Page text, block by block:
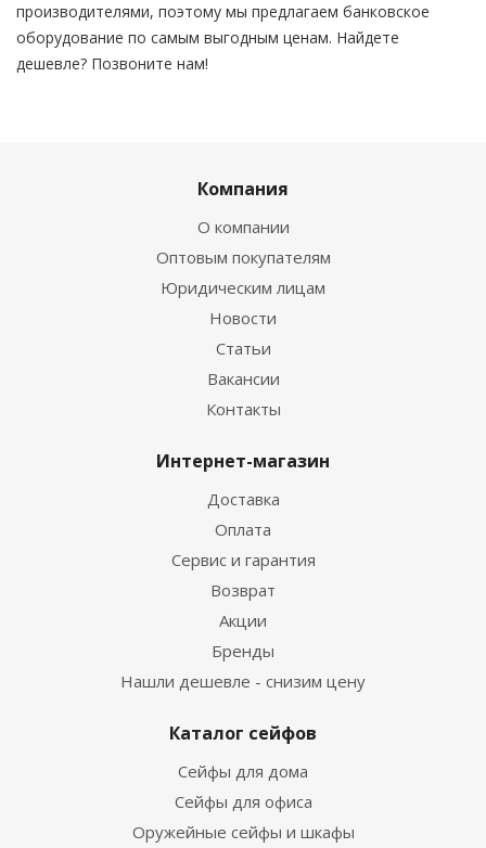
производителями, поэтому мы предлагаем банковское
оборудование по самым выгодным ценам. Найдете
дешевле? Позвоните нам!
Компания
О компании
Оптовым покупателям
Юридическим лицам
Новости
Статьи
Вакансии
Контакты
Интернет-магазин
Доставка
Оплата
Сервис и гарантия
Возврат
Акции
Бренды
Нашли дешевле - снизим цену
Каталог сейфов
Сейфы для дома
Сейфы для офиса
Оружейные сейфы и шкафы